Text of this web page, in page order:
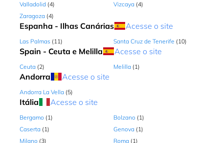
Avenida de Lamas, 100 C.C Nova Arcada,
Loja 1.19/20, Braga, Braga, 4700-038,
Portugal
Aberto S - Dom: 10:00 - 22:00 Como chegar
COIMBRA - CENTRO COMERCIAL ALMA SHOPPING
R. Gen. Humberto Delgado 202/211 C.C
Alma Shopping, Piso 1 loja 117-121,
Coimbra, Coimbra, 3030-327, Portugal
Aberto S - Dom: 10:00 - 23:00 Como chegar
Valladolid (4) Vizcaya (4)
Zaragoza (4)
Espanha - Ilhas Canárias Acesse o site
Las Palmas (11) Santa Cruz de Tenerife (10)
Spain - Ceuta e Melilla Acesse o site
Ceuta (2) Melilla (1)
Andorra Acesse o site
Andorra La Vella (5)
Itália Acesse o site
Bergamo (1) Bolzano (1)
Caserta (1) Genova (1)
Milano (3) Roma (1)